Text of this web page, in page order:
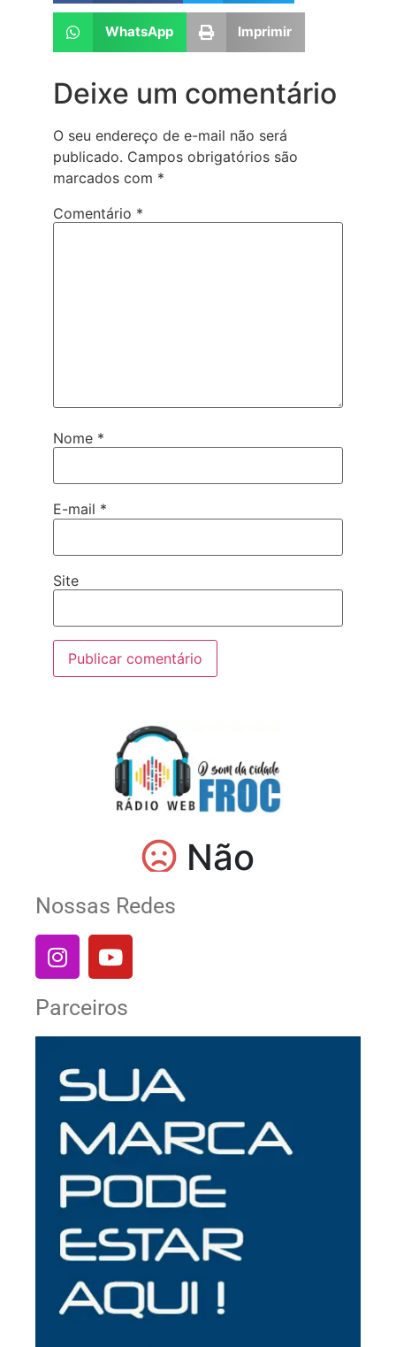
WhatsApp Imprimir
Deixe um comentário
O seu endereço de e-mail não será
publicado. Campos obrigatórios são
marcados com *
Comentário *
Nome *
E-mail *
Site
Nossas Redes
Parceiros